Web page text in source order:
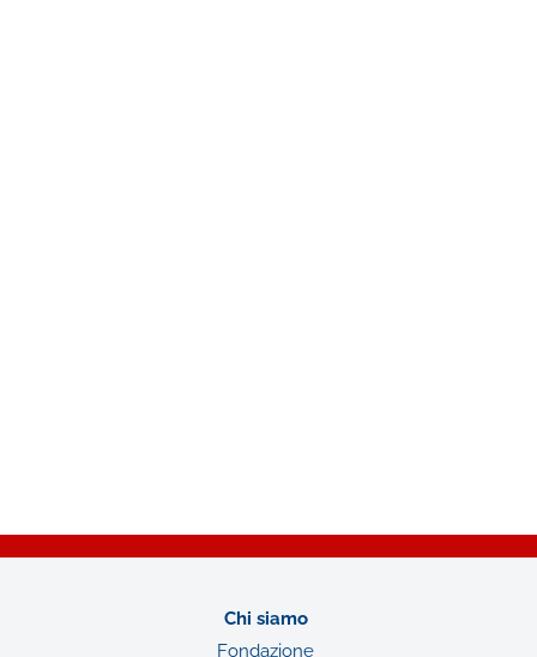
Chi siamo
Fondazione